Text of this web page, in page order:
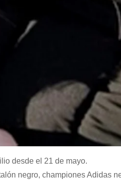
desde el 21 de mayo.
negro, championes Adidas